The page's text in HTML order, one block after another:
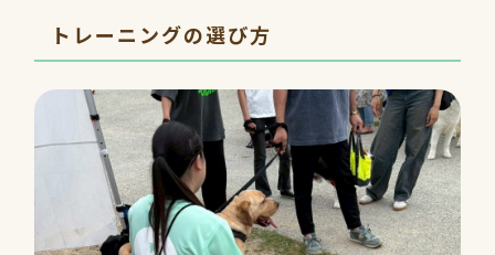
トレーニングの選び方